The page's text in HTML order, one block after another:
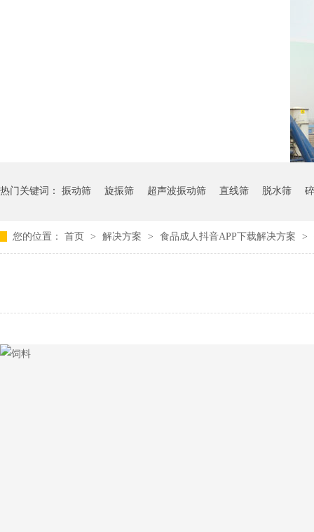
热门关键词： 振动筛 旋振筛 超声波振动筛 直线筛 脱水筛
您的位置： 首页 > 解决方案 > 食品成人抖音APP下载解决方案 >